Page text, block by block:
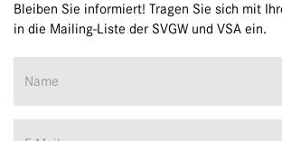
Bleiben Sie informiert! Tragen Sie sich mit
in die Mailing-Liste der SVGW und VSA ein.